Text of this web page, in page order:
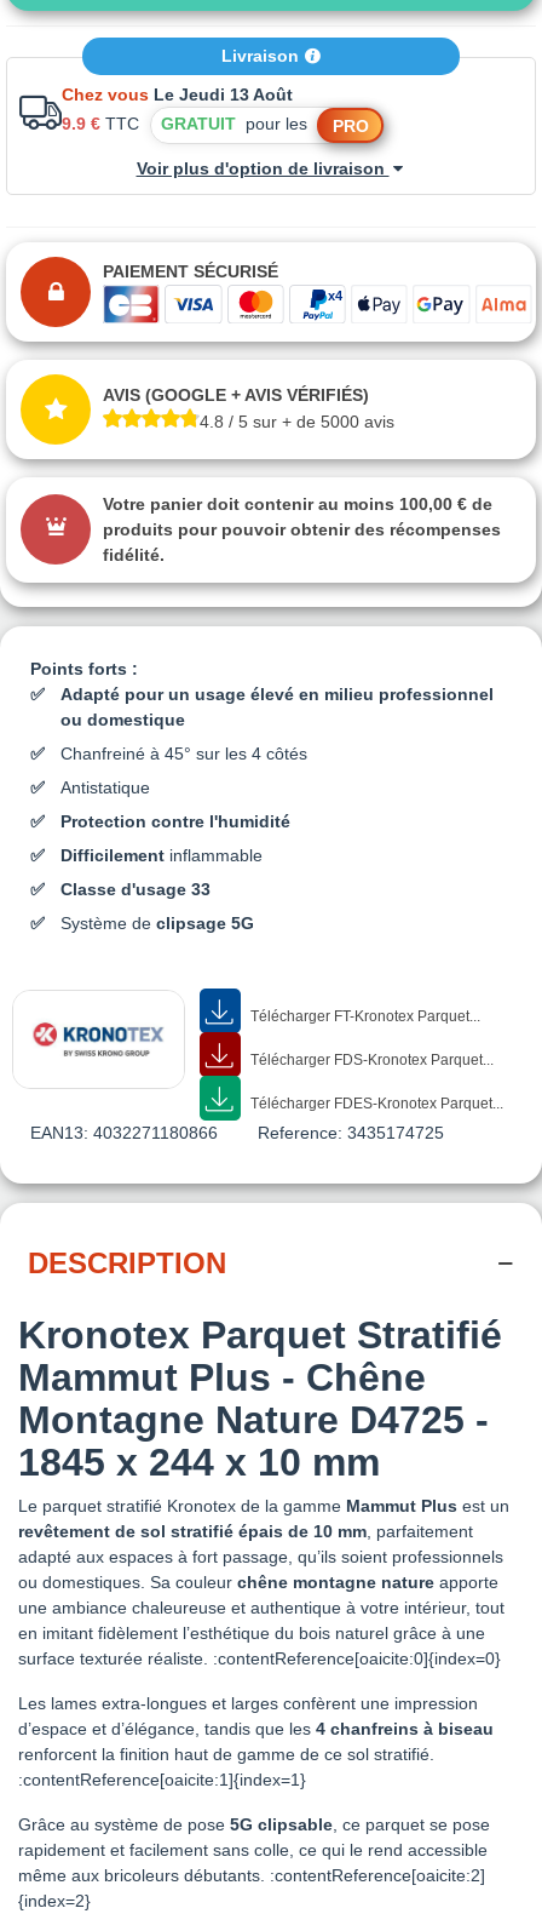
Points forts :
Adapté pour un usage élevé en milieu professionnel
ou domestique
Chanfreiné à 45° sur les 4 côtés
Antistatique
Protection contre l'humidité
Difficilement inflammable
Classe d'usage 33
Système de clipsage 5G
Télécharger FT-Kronotex Parquet...
Télécharger FDS-Kronotex Parquet...
Télécharger FDES-Kronotex Parquet...
EAN13: 4032271180866 Reference: 3435174725
Livraison
Chez vous Le Jeudi 13 Août
9.9 € TTC GRATUIT pour les PRO
Voir plus d'option de livraison
PAIEMENT SÉCURISÉ
AVIS (GOOGLE + AVIS VÉRIFIÉS)
4.8 / 5 sur + de 5000 avis
Votre panier doit contenir au moins 100,00 € de
produits pour pouvoir obtenir des récompenses
fidélité.
DESCRIPTION
Kronotex Parquet Stratifié
Mammut Plus - Chêne
Montagne Nature D4725 -
1845 x 244 x 10 mm
Le parquet stratifié Kronotex de la gamme Mammut Plus est un
revêtement de sol stratifié épais de 10 mm , parfaitement
adapté aux espaces à fort passage, qu’ils soient professionnels
ou domestiques. Sa couleur chêne montagne nature apporte
une ambiance chaleureuse et authentique à votre intérieur, tout
en imitant fidèlement l’esthétique du bois naturel grâce à une
surface texturée réaliste. :contentReference[oaicite:0]{index=0}
Les lames extra‑longues et larges confèrent une impression
d’espace et d’élégance, tandis que les 4 chanfreins à biseau
renforcent la finition haut de gamme de ce sol stratifié.
:contentReference[oaicite:1]{index=1}
Grâce au système de pose 5G clipsable , ce parquet se pose
rapidement et facilement sans colle, ce qui le rend accessible
même aux bricoleurs débutants. :contentReference[oaicite:2]
{index=2}